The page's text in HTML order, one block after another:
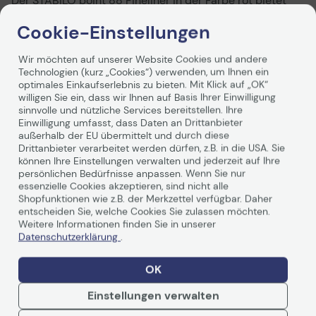
feinen Strichstärke von 0,4 mm. Dieser Fineliner ist nicht
nur wasserlöslich, sondern auch non-permanent und
wischfest, was ihn ideal für kreative Projekte, Notizen
oder Zeichnungen macht. Die metallverstärkte Spitze
sorgt für eine gleichmäßige Tinte und verhindert ein
Ausfransen, sodass Sie stets präzise und saubere Linien
ziehen können. Die lichtbeständige und schnell
trocknende Tinte garantiert, dass Ihre Werke auch nach
längerer Zeit lebendig und frisch aussehen. Dank seiner
sechseckigen Form aus Polypropylen liegt der STABILO
point 88 angenehm in der Hand und ermöglicht ein
ermüdungsfreies Schreiben, auch bei längeren
Anwendungen. Die belüftete Sicherheitskappe sorgt
zusätzlich für Sicherheit und schützt die Spitze vor dem
Austrocknen. Der STABILO point 88 Fineliner ist nicht nur
funktional, sondern überzeugt auch durch seine
ansprechende Farbgebung. Die leuchtende rote Farbe
bringt Ihre Ideen zum Strahlen und verleiht Ihren
Arbeiten einen besonderen Akzent. Ob für Schule,
Studium oder im Büro, dieser Fineliner ist ein
unverzichtbares Werkzeug für alle, die Wert auf Qualität
Weiterlesen
Technische Daten
Allgemein
Hersteller
Schwan-STABILO
88/50
4006381333887
Cookie-Einstellungen
Wir möchten auf unserer Website Cookies und andere
Technologien (kurz „Cookies“) verwenden, um Ihnen ein
optimales Einkaufserlebnis zu bieten. Mit Klick auf „OK“
willigen Sie ein, dass wir Ihnen auf Basis Ihrer Einwilligung
sinnvolle und nützliche Services bereitstellen. Ihre
Einwilligung umfasst, dass Daten an Drittanbieter
außerhalb der EU übermittelt und durch diese
Drittanbieter verarbeitet werden dürfen, z.B. in die USA. Sie
können Ihre Einstellungen verwalten und jederzeit auf Ihre
persönlichen Bedürfnisse anpassen. Wenn Sie nur
essenzielle Cookies akzeptieren, sind nicht alle
Shopfunktionen wie z.B. der Merkzettel verfügbar. Daher
entscheiden Sie, welche Cookies Sie zulassen möchten.
Weitere Informationen finden Sie in unserer
Datenschutzerklärung .
OK
Einstellungen verwalten